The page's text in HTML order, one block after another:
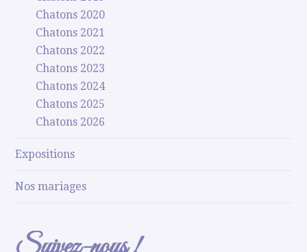
Chatons 2020
Chatons 2021
Chatons 2022
Chatons 2023
Chatons 2024
Chatons 2025
Chatons 2026
Expositions
Nos mariages